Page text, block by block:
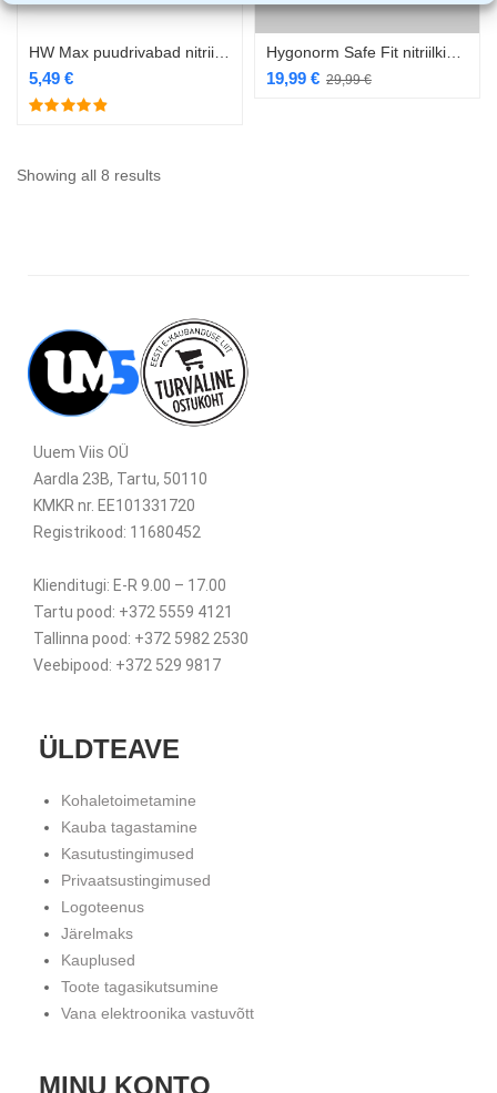
5,49 € 29,99€
19,99 €
Showing all 8 results
Uuem Viis OÜ
Aardla 23B, Tartu, 50110
KMKR nr. EE101331720
Registrikood: 11680452
Klienditugi: E-R 9.00 – 17.00
Tartu pood: +372 5559 4121
Tallinna pood: +372 5982 2530
Veebipood: +372 529 9817
ÜLDTEAVE
Kohaletoimetamine
Kauba tagastamine
Kasutustingimused
Privaatsustingimused
Logoteenus
Järelmaks
Kauplused
Toote tagasikutsumine
Vana elektroonika vastuvõtt
MINU KONTO